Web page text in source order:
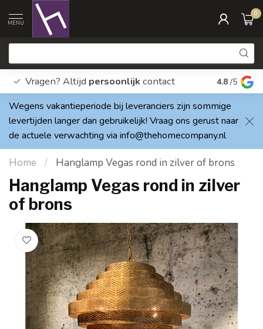
MENU
0
Vragen? Altijd persoonlijk contact Elke dag
4.8 /5
Wegens vakantieperiode bij leveranciers zijn sommige
levertijden langer dan gebruikelijk! Vraag ons gerust naar
de actuele verwachting via info@thehomecompany.nl
Home / Hanglamp Vegas rond in zilver of brons
Hanglamp Vegas rond in zilver
of brons